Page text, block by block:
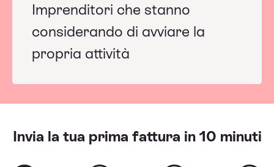
Imprenditori che stanno
considerando di avviare la
propria attività
Invia la tua prima fattura in 10 minuti